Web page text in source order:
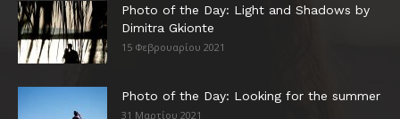
Photo of the Day: Light and Shadows by
Dimitra Gkionte
15 Φεβρουαρίου 2021
Photo of the Day: Looking for the summer
31 Μαρτίου 2021